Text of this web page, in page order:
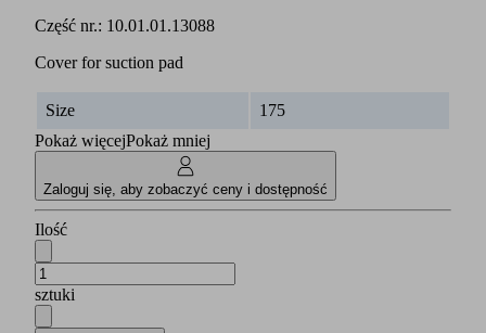
Część nr.: 10.01.01.13088
Cover for suction pad
Size
175
Pokaż więcejPokaż mniej
Zaloguj się, aby zobaczyć ceny i dostępność
Ilość
sztuki